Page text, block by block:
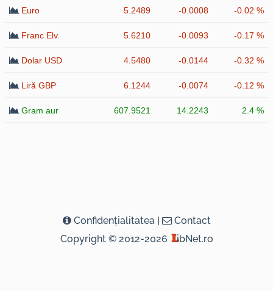
Euro 5.2489 -0.0008 -0.02 %
Franc Elv. 5.6210 -0.0093 -0.17 %
Dolar USD 4.5480 -0.0144 -0.32 %
Liră GBP 6.1244 -0.0074 -0.12 %
Gram aur 607.9521 14.2243 2.4 %
Confidenţialitatea |
Contact
Copyright © 2012-2026
ibNet.ro